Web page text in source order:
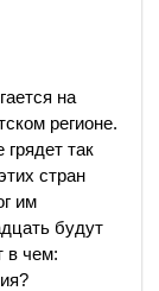
на
регионе.
так
стран
им
будут
в чем: